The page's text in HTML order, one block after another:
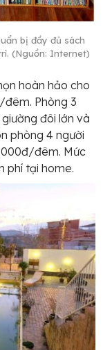
bị đầy đủ sách
(Nguồn: Internet)
hoàn hảo cho
Phòng 3
đôi lớn và
phòng 4 người
đêm. Mức
phí tại home.